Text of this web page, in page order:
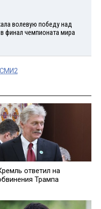
волевую победу над
финал чемпионата мира
ответил на
Трампа